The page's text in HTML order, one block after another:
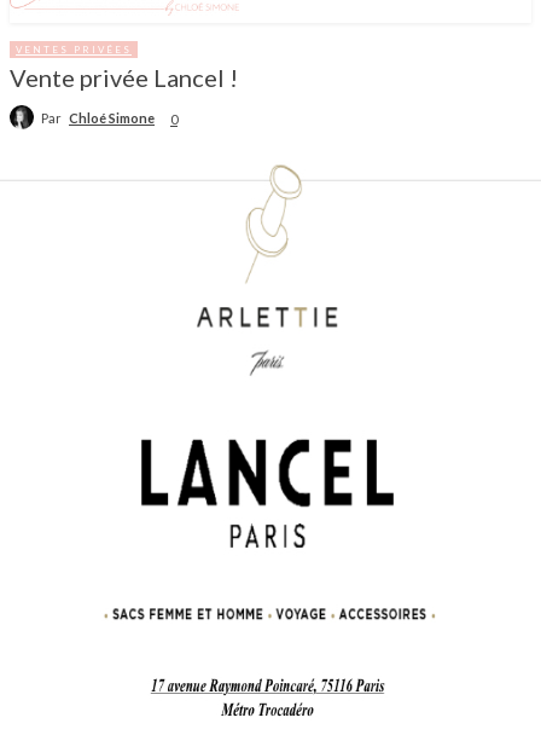
VENTES PRIVÉES
Vente privée Lancel !
Par Chloé Simone 0